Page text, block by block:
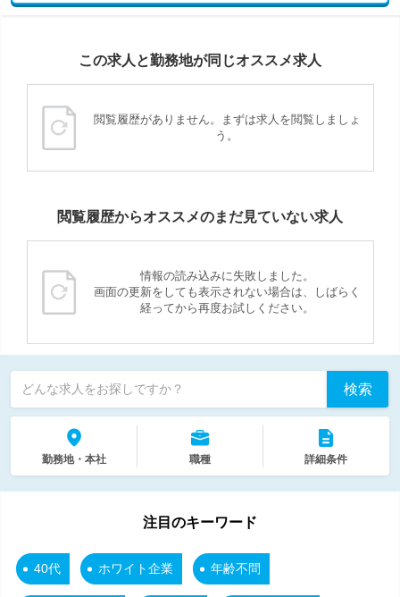
この求人と勤務地が同じオススメ求人
閲覧履歴がありません。まずは求人を閲覧しましょ
う。
閲覧履歴からオススメのまだ見ていない求人
情報の読み込みに失敗しました。
画面の更新をしても表示されない場合は、しばらく
経ってから再度お試しください。
どんな求人をお探しですか？ 検索
勤務地・本社 職種 詳細条件
注目のキーワード
40代 ホワイト企業 年齢不問